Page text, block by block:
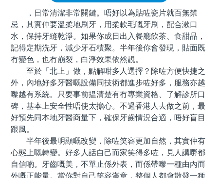
，日常清潔非常關鍵。唔好以為貼咗瓷片就百無禁
忌，其實仲要溫柔地刷牙，用柔軟毛嘅牙刷，配合漱口
水，保持牙縫乾淨。如果你成日出入餐廳飲茶、食甜品，
記得定期洗牙，減少牙石積聚。半年後你會發現，貼面既
冇變色，也冇崩裂，白淨效果依然靚。
至於「北上」做，點解咁多人選擇？除咗方便快捷之
外，內地好多牙醫嘅設備同技術都進步咗好多，服務亦越
嚟越有系統。只要事前揾清楚有冇專業資格、了解診所口
碑，基本上安全性唔使太擔心。不過香港人去做之前，最
好預先同本地牙醫商量下，確保牙齒情況合適，唔好盲目
跟風。
半年後最明顯嘅改變，除咗笑容更加自然，其實仲有
心態上嘅轉變。好多人話自己而家笑得多咗，見人講嘢都
自信啲。牙齒嘅美，不單止係外表，而係帶嚟一種由內而
外嘅正能量。當你對自己笑容滿意，整個人都會散發一種